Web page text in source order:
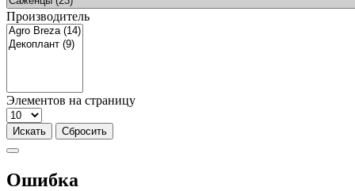
Производитель
Элементов на страницу
Ошибка